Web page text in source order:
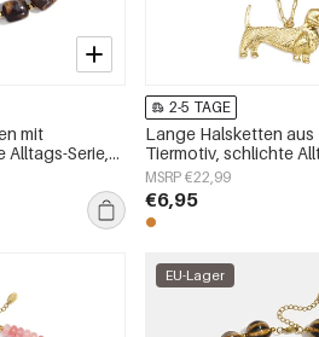
mit
Alltags-Serie,
2-5 TAGE
Lange Halsketten aus
Tiermotiv, schlichte
Damenschmuck
MSRP €22,99
€6,95
EU-Lager